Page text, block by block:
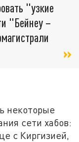
"узкие
"Бейнеу –
некоторые
сети хабов:
с Киргизией,